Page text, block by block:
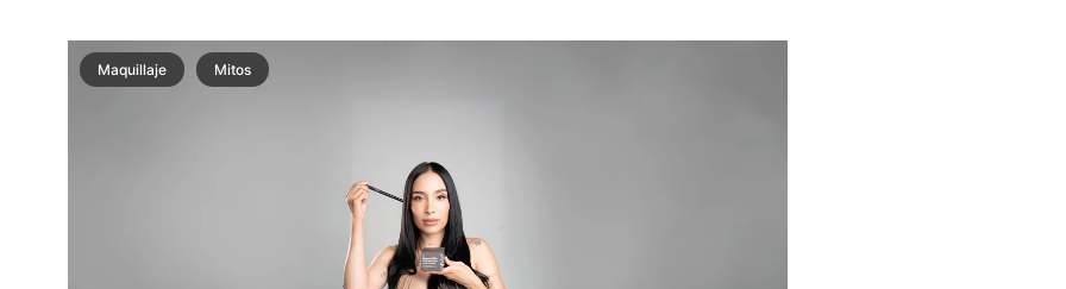
Maquillaje Mitos